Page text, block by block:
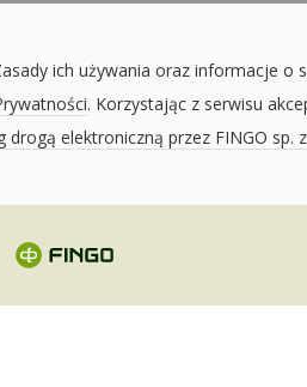
ich używania oraz informacje o
. Korzystając z serwisu
drogą elektroniczną przez FINGO sp.